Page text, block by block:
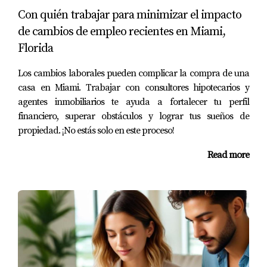
los bancos para solicitar préstamos, se encontró con un
obstáculo: sus documentos financieros estaban
incompletos. Aunque tenía una idea brillante y clientes
interesados, los prestamistas requerían ver pruebas
claras de sus ingresos y gastos. En lugar de rendirse,
Carlos dedicó tiempo a organizar sus finanzas. Trabajó
con un contador para asegurarse de que todos sus
recibos y declaraciones fiscales estuvieran al día y
correctamente documentados. Una vez que tuvo todo en
experiencia le enseñó la importancia crucial de tener
documentación laboral completa no solo para obtener
financiamiento, sino también para construir credibilidad
como empresario.
Con quién trabajar para minimizar el impacto
de cambios de empleo recientes en Miami,
Florida
Los cambios laborales pueden complicar la compra de una
casa en Miami. Trabajar con consultores hipotecarios y
agentes inmobiliarios te ayuda a fortalecer tu perfil
financiero, superar obstáculos y lograr tus sueños de
propiedad. ¡No estás solo en este proceso!
Read more